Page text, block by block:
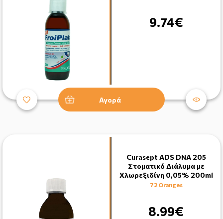
9.74€
Αγορά
Curasept ADS DNA 205
Στοματικό Διάλυμα με
Χλωρεξιδίνη 0,05% 200ml
72 Oranges
8.99€